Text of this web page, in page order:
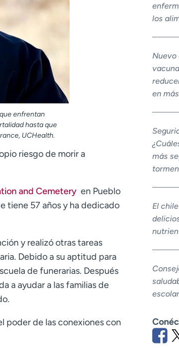
enfrentan
hasta que
UCHealth.
riesgo de morir a
and Cemetery en Pueblo
tiene 57 años y ha dedicado
y realizó otras tareas
Debido a su aptitud para
de funerarias. Después
a ayudar a las familias de
poder de las conexiones con
los
Nuevo
en
más
El
escolar